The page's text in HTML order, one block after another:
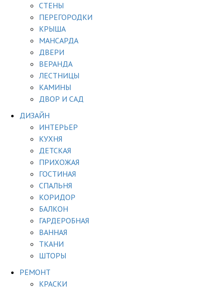
СТЕНЫ
ПЕРЕГОРОДКИ
КРЫША
МАНСАРДА
ДВЕРИ
ВЕРАНДА
ЛЕСТНИЦЫ
КАМИНЫ
ДВОР И САД
ДИЗАЙН
ИНТЕРЬЕР
КУХНЯ
ДЕТСКАЯ
ПРИХОЖАЯ
ГОСТИНАЯ
СПАЛЬНЯ
КОРИДОР
БАЛКОН
ГАРДЕРОБНАЯ
ВАННАЯ
ТКАНИ
ШТОРЫ
РЕМОНТ
КРАСКИ